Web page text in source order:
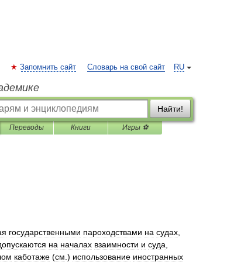
RU
Запомнить сайт Словарь на свой сайт
Найти!
Переводы Книги Игры ⚽
государственными пароходствами на судах
на началах взаимности и суда
каботаже (см .) использование иностранных